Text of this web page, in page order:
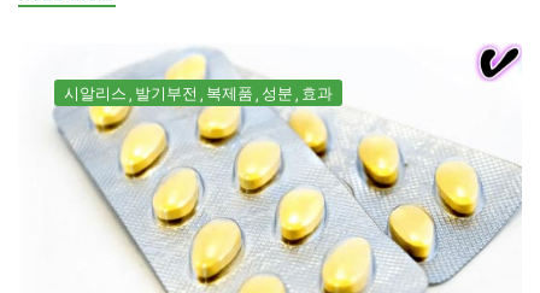
시알리스 발기부전 복제품 성분 효과